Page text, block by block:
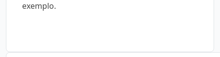
exemplo.